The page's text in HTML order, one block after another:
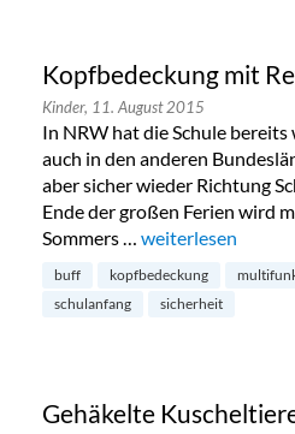
Kopfbedeckung mit
Kinder, 11. August 2015
In NRW hat die Schule
auch in den anderen
aber sicher wieder Richtung
Ende der großen Ferien wird
Sommers … „Kopfbedeckung
weiterlesen
buff kopfbedeckung
schulanfang
sicherheit
Gehäkelte